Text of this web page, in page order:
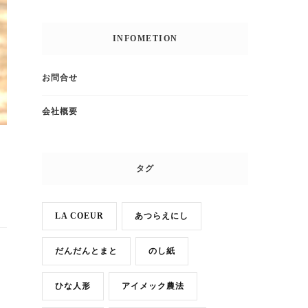
INFOMETION
お問合せ
会社概要
タグ
LA COEUR あつらえにし
だんだんとまと のし紙
ひな人形 アイメック農法